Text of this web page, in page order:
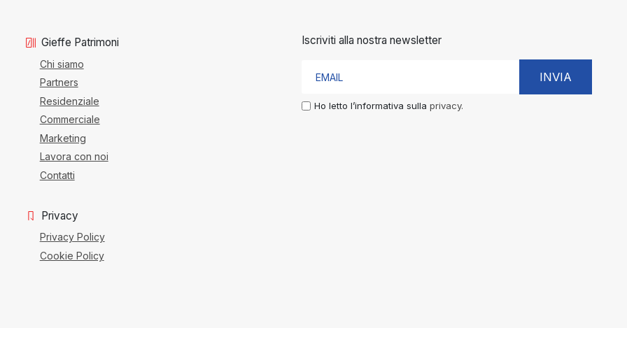
Gieffe Patrimoni
Chi siamo
Partners
Residenziale
Commerciale
Marketing
Lavora con noi
Contatti
Privacy
Privacy Policy
Cookie Policy
Iscriviti alla nostra newsletter
Ho letto l’informativa sullaprivacy.
INVIA